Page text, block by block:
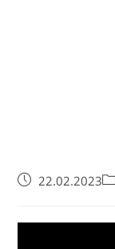
22.02.2023